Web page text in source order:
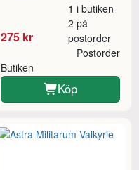
275 kr
1 i butiken
2 på
postorder
Butiken
Postorder
Köp